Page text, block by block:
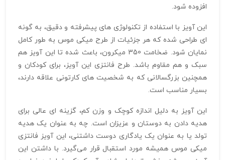
افزوده شود.
این آویز با استفاده از تکنولوژی‌ های پیشرفته و دقیق، به گونه‌
ای طراحی شده که هر جزئیات از طرح میکی موس به طور کامل
نمایان شود. ضخامت 350 میکرون، باعث شده تا این آویز هم
سبک و هم مقاوم باشد. طرح فانتزی این آویز، برای کودکان و
همچنین بزرگسالانی که به شخصیت‌ های کارتونی علاقه دارند،
بسیار مناسب است.
این آویز به دلیل اندازه کوچک و وزن کم، گزینه‌ ای عالی برای
هدیه دادن به دوستان و عزیزان است. چه به عنوان یک هدیه
تولد یا به عنوان یک یادگاری دوست‌ داشتنی، این آویز فانتزی
میکی موس همیشه مورد استقبال قرار می‌گیرد. با داشتن این